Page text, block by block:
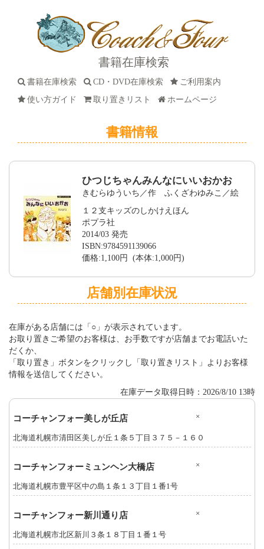
書籍在庫検索
書籍在庫検索 CD・DVD在庫検索
ご利用案内
使い方ガイド
取り置きリスト ホームページ
書籍情報
ひつじちゃんみんなにいいおかお
きむらゆういち／作 ふくざわゆみこ／絵
１２支キッズのしかけえほん
ポプラ社
2014/03 発売
ISBN:9784591139066
価格:1,100円 (本体:1,000円)
店舗別在庫状況
在庫がある店舗には「○」が表示されています。
お取り置きご希望のお客様は、お手数ですが店舗までお電話いた
だくか、
「取り置き」ボタンをクリックし「取り置きリスト」よりお客様
情報を送信してください。
在庫データ取得日時：2026/8/10 13時
コーチャンフォー美しが丘店 ×
北海道札幌市清田区美しが丘１条５丁目３７５－１６０
コーチャンフォーミュンヘン大橋店 ×
北海道札幌市豊平区中の島１条１３丁目１番1号
コーチャンフォー新川通り店 ×
北海道札幌市北区新川３条１８丁目１番１号